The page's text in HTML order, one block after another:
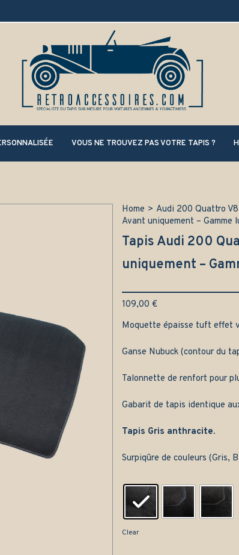
VOUS NE TROUVEZ PAS VOTRE TAPIS ?
Home > Audi 200 Quattro V8
Avant uniquement – Gamme
Tapis Audi 200
uniquement –
109,00 €
Moquette épaisse tuft effet
Ganse Nubuck (contour du
Talonnette de renfort pour
Gabarit de tapis identique
Tapis Gris anthracite.
Surpiqûre de couleurs (Gris,
Clear